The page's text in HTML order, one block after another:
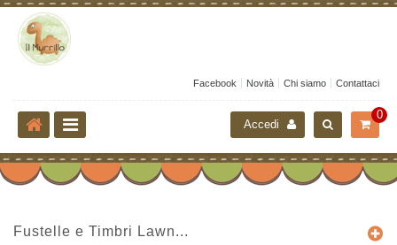
Facebook Novità Chi siamo Contattaci
0
Accedi
Fustelle e Timbri Lawn...